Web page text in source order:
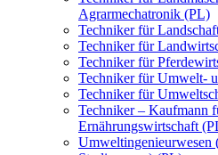
Agrarmechatronik (PL)
Techniker für
Techniker für
Techniker für
Techniker für Umwelt-
Techniker für
Techniker – Kaufmann
Ernährungswirtschaft
Umweltingenieurwesen